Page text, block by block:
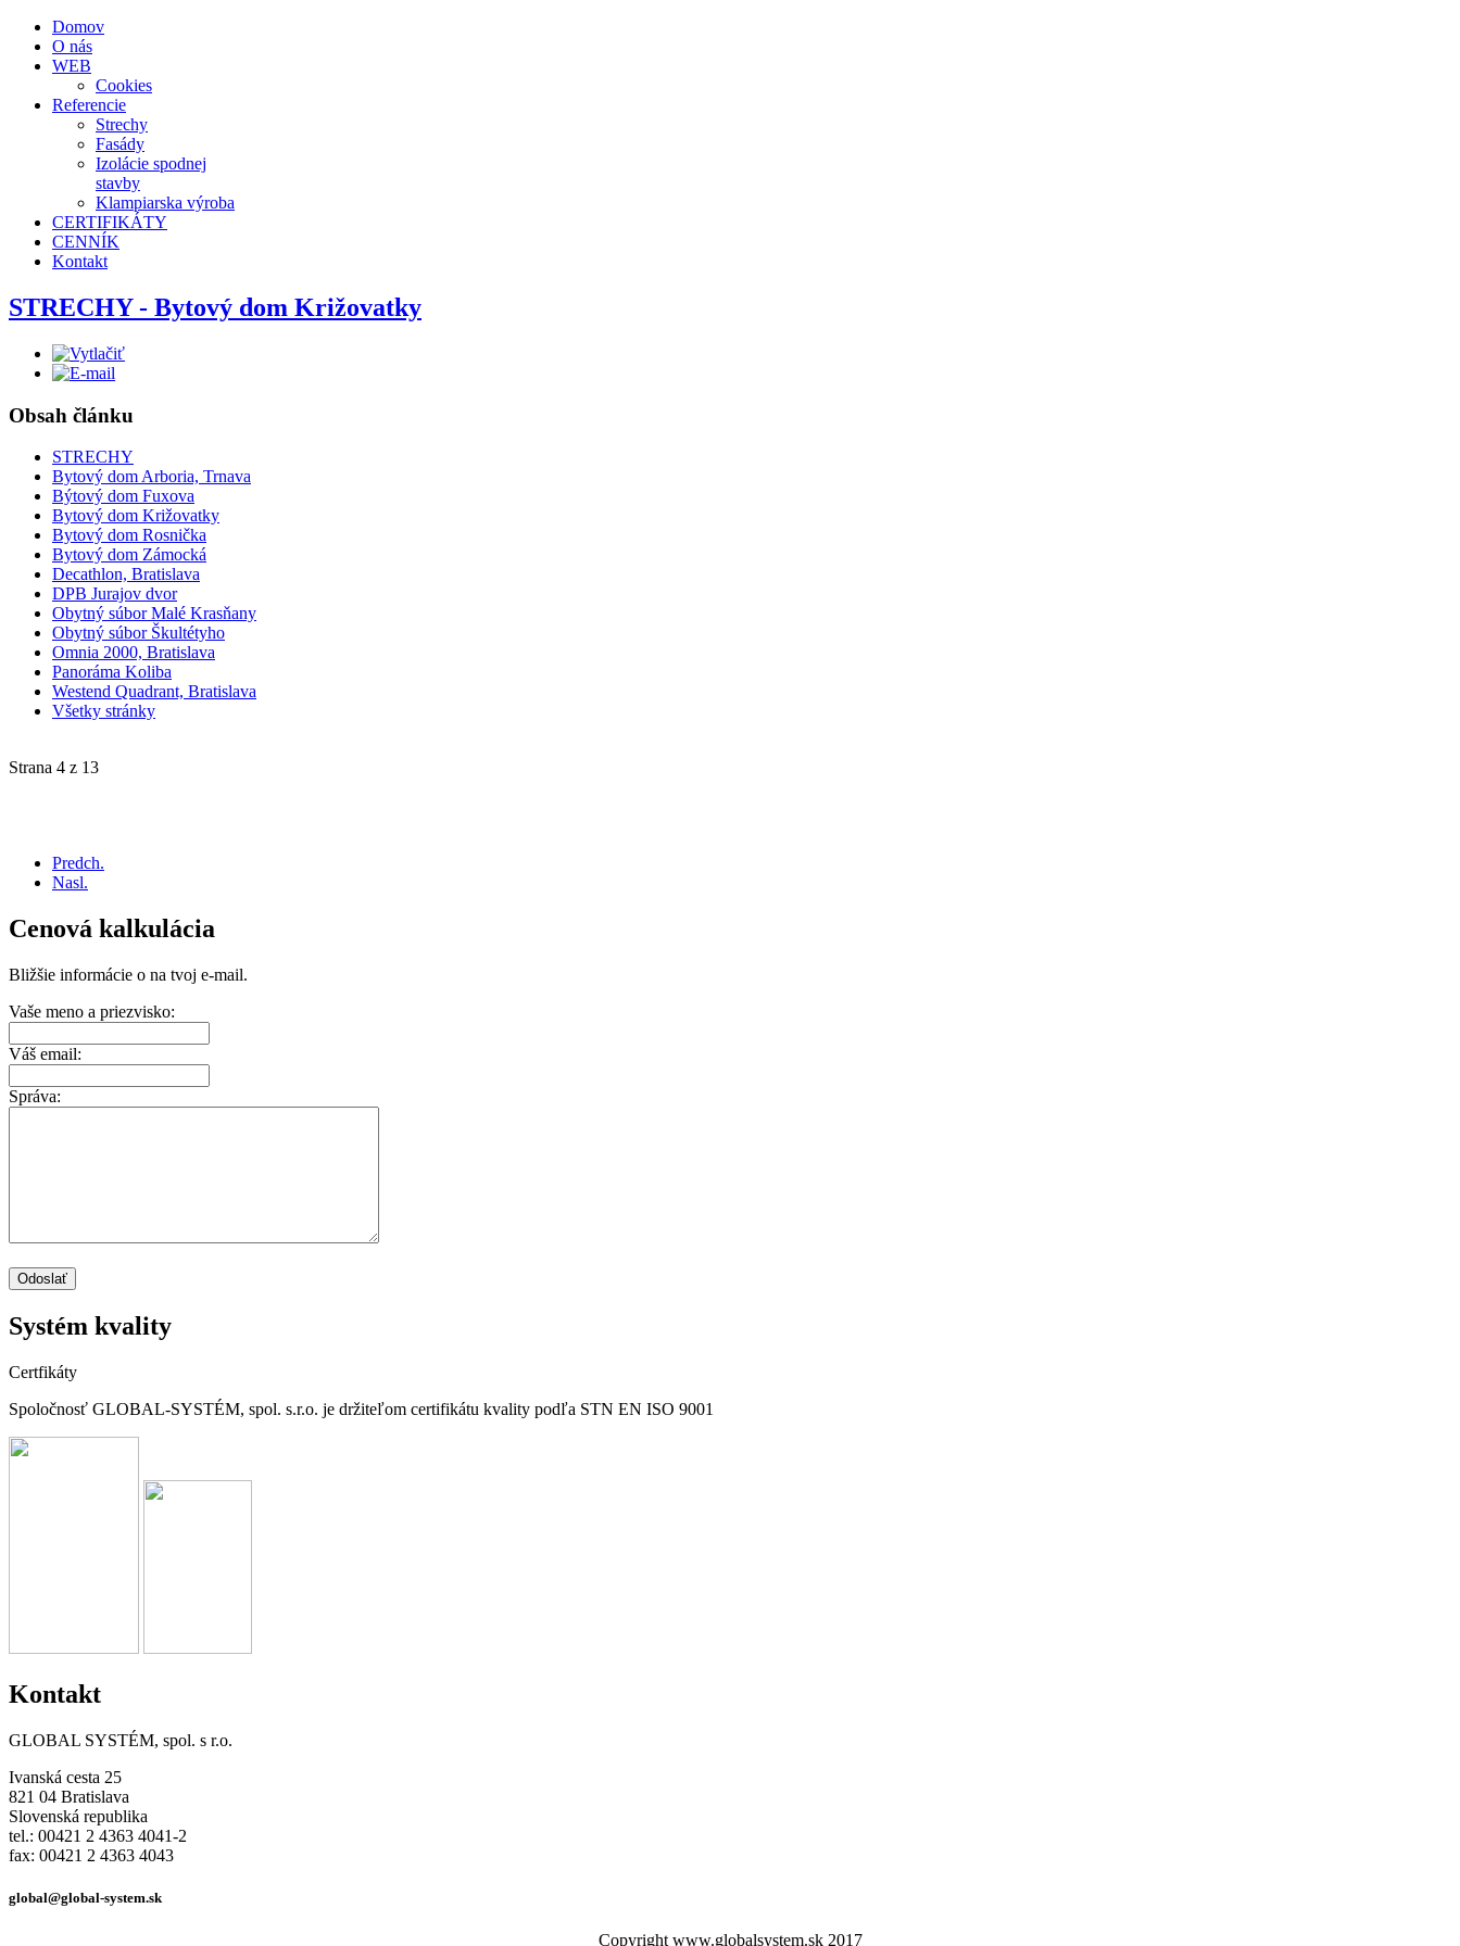
Domov
O nás
WEB
Cookies
Referencie
Strechy
Fasády
Izolácie spodnej
stavby
Klampiarska výroba
CERTIFIKÁTY
CENNÍK
Kontakt
STRECHY - Bytový dom Križovatky
Obsah článku
STRECHY
Bytový dom Arboria, Trnava
Býtový dom Fuxova
Bytový dom Križovatky
Bytový dom Rosnička
Bytový dom Zámocká
Decathlon, Bratislava
DPB Jurajov dvor
Obytný súbor Malé Krasňany
Obytný súbor Škultétyho
Omnia 2000, Bratislava
Panoráma Koliba
Westend Quadrant, Bratislava
Všetky stránky
Strana 4 z 13
Predch.
Nasl.
Cenová kalkulácia
Bližšie informácie o na tvoj e-mail.
Vaše meno a priezvisko:
Váš email:
Správa:
Systém kvality
Certfikáty
Spoločnosť GLOBAL-SYSTÉM, spol. s.r.o. je držiteľom certifikátu kvality podľa STN EN ISO 9001
Kontakt
GLOBAL SYSTÉM, spol. s r.o.
Ivanská cesta 25
821 04 Bratislava
Slovenská republika
tel.: 00421 2 4363 4041-2
fax: 00421 2 4363 4043
global@global-system.sk
Copyright www.globalsystem.sk 2017